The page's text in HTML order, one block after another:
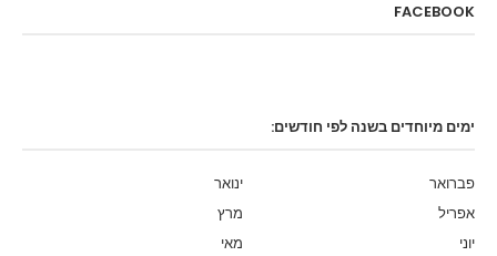
FACEBOOK
ימים מיוחדים בשנה לפי חודשים:
ינואר
פברואר
מרץ
אפריל
מאי
יוני